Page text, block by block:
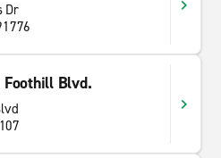
Dr
Foothill Blvd.